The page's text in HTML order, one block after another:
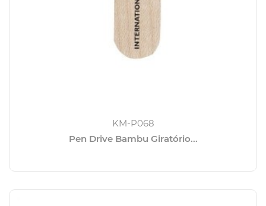
KM-P068
Pen Drive Bambu Giratório...